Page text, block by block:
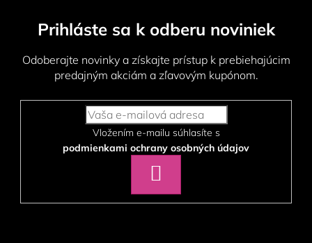
Prihláste sa k odberu noviniek
Odoberajte novinky a získajte prístup k prebiehajúcim
predajným akciám a zľavovým kupónom.
podmienkami ochrany osobných údajov
SA